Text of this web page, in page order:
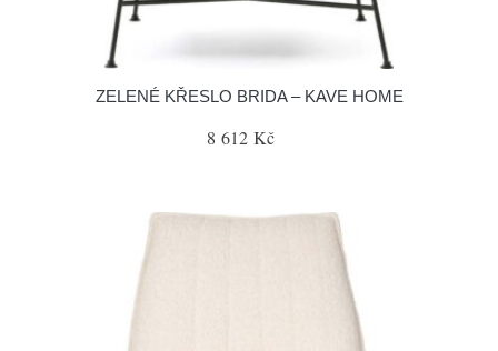
ZELENÉ KŘESLO BRIDA – KAVE HOME
8 612 Kč